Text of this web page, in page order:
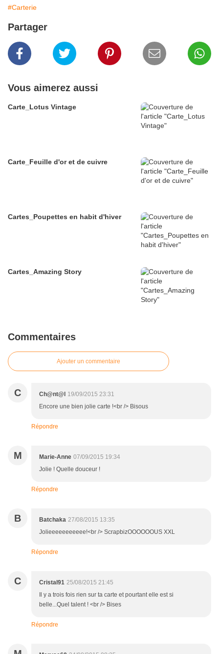
#Carterie
Partager
Vous aimerez aussi
Carte_Lotus Vintage
Carte_Feuille d'or et de cuivre
Cartes_Poupettes en habit d'hiver
Cartes_Amazing Story
Commentaires
Ajouter un commentaire
C Ch@nt@l
19/09/2015 23:31
Encore une bien jolie carte !<br /> Bisous
Répondre
M Marie-Anne 07/09/2015 19:34
Jolie ! Quelle douceur !
Répondre
B Batchaka 27/08/2015 13:35
Jolieeeeeeeeeee!<br /> ScrapbizOOOOOOUS XXL
Répondre
C Cristal91 25/08/2015 21:45
Il y a trois fois rien sur ta carte et pourtant elle est si
belle...Quel talent ! <br /> Bises
Répondre